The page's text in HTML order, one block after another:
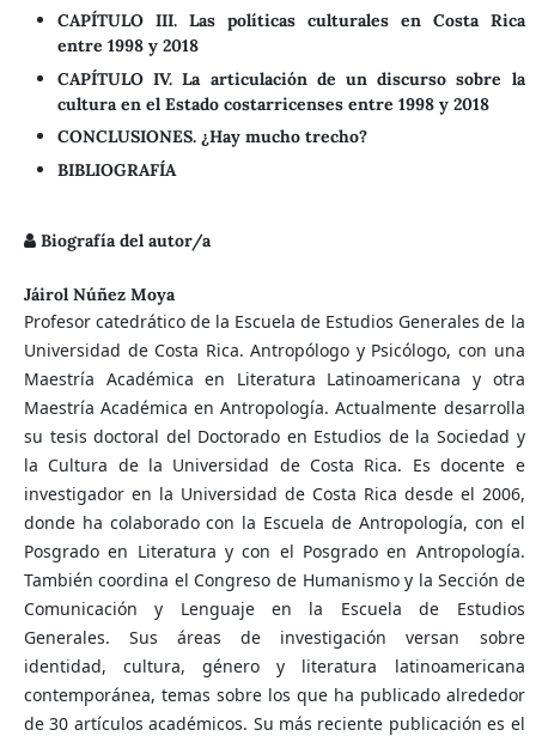
CAPÍTULO III. Las políticas culturales en Costa Rica
entre 1998 y 2018
CAPÍTULO IV. La articulación de un discurso sobre la
cultura en el Estado costarricenses entre 1998 y 2018
CONCLUSIONES. ¿Hay mucho trecho?
BIBLIOGRAFÍA
Biografía del autor/a
Jáirol Núñez Moya
Profesor catedrático de la Escuela de Estudios Generales de la
Universidad de Costa Rica. Antropólogo y Psicólogo, con una
Maestría Académica en Literatura Latinoamericana y otra
Maestría Académica en Antropología. Actualmente desarrolla
su tesis doctoral del Doctorado en Estudios de la Sociedad y
la Cultura de la Universidad de Costa Rica. Es docente e
investigador en la Universidad de Costa Rica desde el 2006,
donde ha colaborado con la Escuela de Antropología, con el
Posgrado en Literatura y con el Posgrado en Antropología.
También coordina el Congreso de Humanismo y la Sección de
Comunicación y Lenguaje en la Escuela de Estudios
Generales. Sus áreas de investigación versan sobre
identidad, cultura, género y literatura latinoamericana
contemporánea, temas sobre los que ha publicado alrededor
de 30 artículos académicos. Su más reciente publicación es el